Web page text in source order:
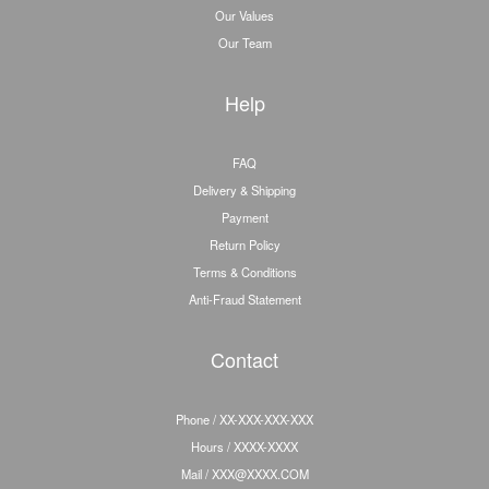
Our Values
Our Team
Help
FAQ
Delivery & Shipping
Payment
Return Policy
Terms & Conditions
Anti-Fraud Statement
Contact
Phone / XX-XXX-XXX-XXX
Hours / XXXX-XXXX
Mail / XXX@XXXX.COM